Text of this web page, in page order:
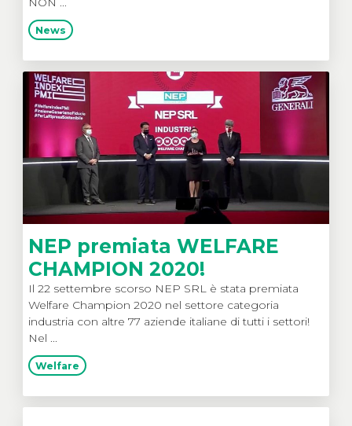
News
NEP premiata WELFARE
CHAMPION 2020!
Il 22 settembre scorso NEP SRL è stata premiata
Welfare Champion 2020 nel settore categoria
industria con altre 77 aziende italiane di tutti i settori!
Nel ...
Welfare